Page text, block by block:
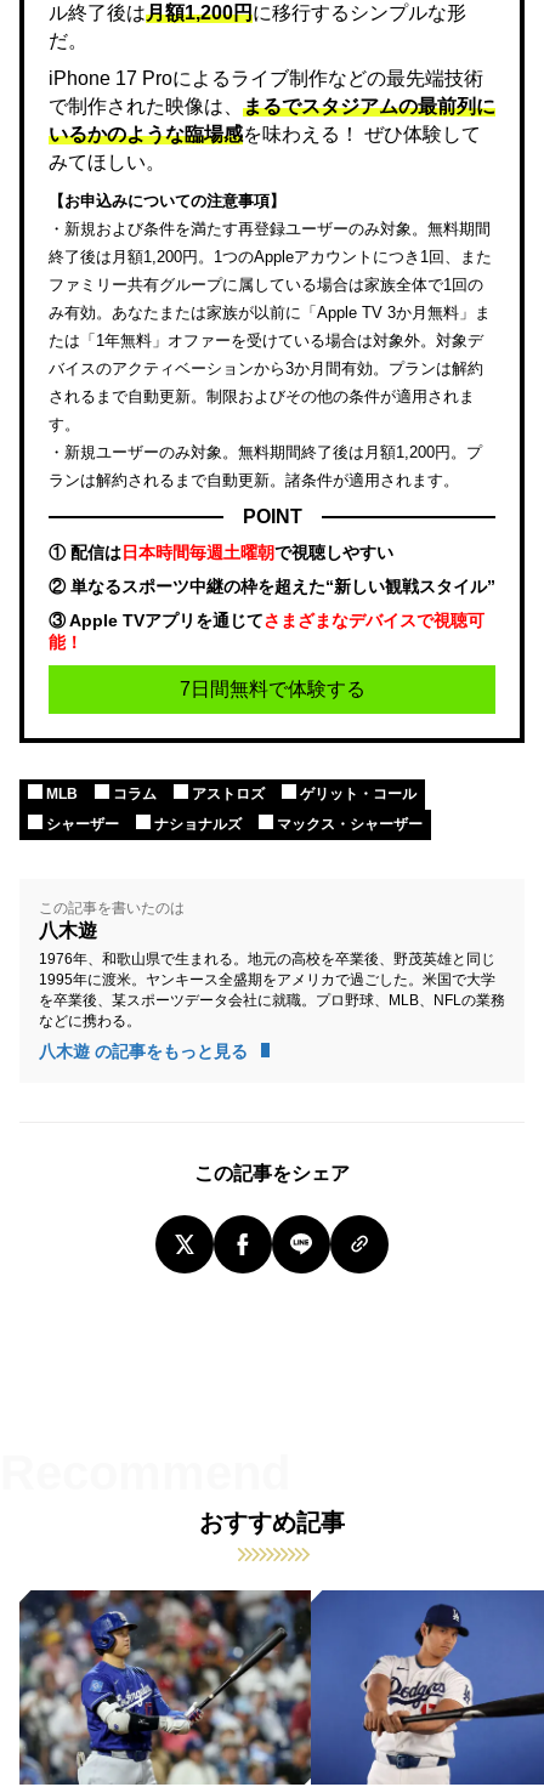
ル終了後は月額1,200円に移行するシンプルな形
だ。
iPhone 17 Proによるライブ制作などの最先端技術
で制作された映像は、 まるでスタジアムの最前列に
いるかのような臨場感を味わえる！ ぜひ体験して
みてほしい。
【お申込みについての注意事項】
・新規および条件を満たす再登録ユーザーのみ対象。無料期間
終了後は月額1,200円。1つのAppleアカウントにつき1回、また
ファミリー共有グループに属している場合は家族全体で1回の
み有効。あなたまたは家族が以前に「Apple TV 3か月無料」ま
たは「1年無料」オファーを受けている場合は対象外。対象デ
バイスのアクティベーションから3か月間有効。プランは解約
されるまで自動更新。制限およびその他の条件が適用されま
す。
・新規ユーザーのみ対象。無料期間終了後は月額1,200円。プ
ランは解約されるまで自動更新。諸条件が適用されます。
POINT
① 配信は日本時間毎週土曜朝で視聴しやすい
② 単なるスポーツ中継の枠を超えた“新しい観戦スタイル”
③ Apple TVアプリを通じてさまざまなデバイスで視聴可
能！
7日間無料で体験する
MLB コラム アストロズ
ゲリット・コール
シャーザー
ナショナルズ マックス・シャーザー
この記事を書いたのは
八木遊
1976年、和歌山県で生まれる。地元の高校を卒業後、野茂英雄と同じ
1995年に渡米。ヤンキース全盛期をアメリカで過ごした。米国で大学
を卒業後、某スポーツデータ会社に就職。プロ野球、MLB、NFLの業務
などに携わる。
八木遊 の記事をもっと見る
この記事をシェア
おすすめ記事